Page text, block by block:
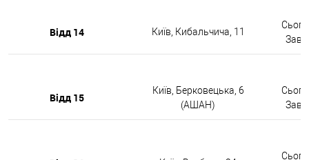
Відд 14 Київ, Кибальчича, 11
Відд 15
Київ, Берковецька, 6
(АШАН)